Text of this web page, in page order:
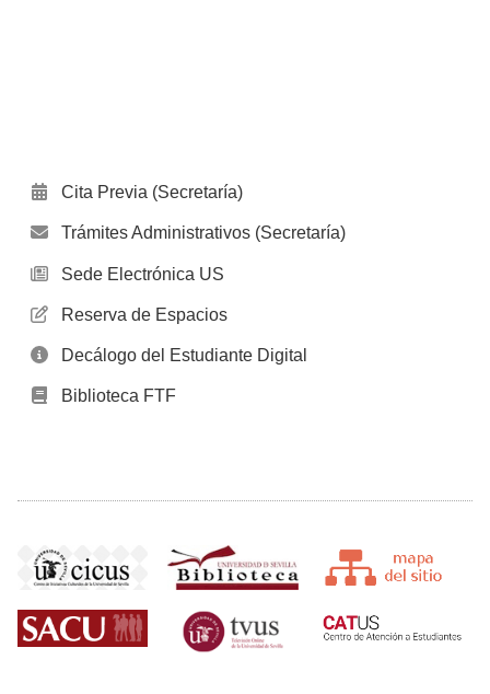
Cita Previa (Secretaría)
Trámites Administrativos (Secretaría)
Sede Electrónica US
Reserva de Espacios
Decálogo del Estudiante Digital
Biblioteca FTF